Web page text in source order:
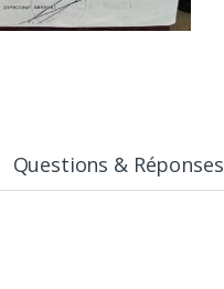
Questions & Réponses